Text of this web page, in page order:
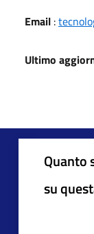
Email :
Ultimo
Quanto
su